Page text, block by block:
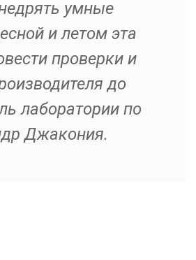
умные
и летом эта
проверки и
до
лаборатории по
Джакония.